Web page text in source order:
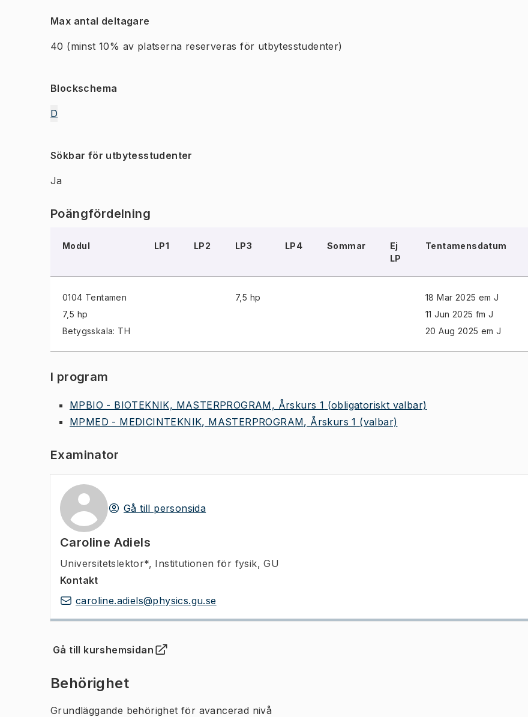
Max antal deltagare
40 (minst 10% av platserna reserveras för utbytesstudenter)
Blockschema
D
Sökbar för utbytesstudenter
Ja
Poängfördelning
Modul LP1 LP2 LP3 LP4 Sommar
Ej
LP
Tentamensdatum
0104 Tentamen
7,5 hp
Betygsskala: TH
7,5 hp
18 Mar 2025 em J
11 Jun 2025 fm J
20 Aug 2025 em J
I program
MPBIO - BIOTEKNIK, MASTERPROGRAM, Årskurs 1 (obligatoriskt valbar)
MPMED - MEDICINTEKNIK, MASTERPROGRAM, Årskurs 1 (valbar)
Examinator
Gå till personsida
Caroline Adiels
Universitetslektor*, Institutionen för fysik, GU
Kontakt
caroline.adiels@physics.gu.se
Gå till kurshemsidan
(Öppnas i ny flik)
Behörighet
Grundläggande behörighet för avancerad nivå